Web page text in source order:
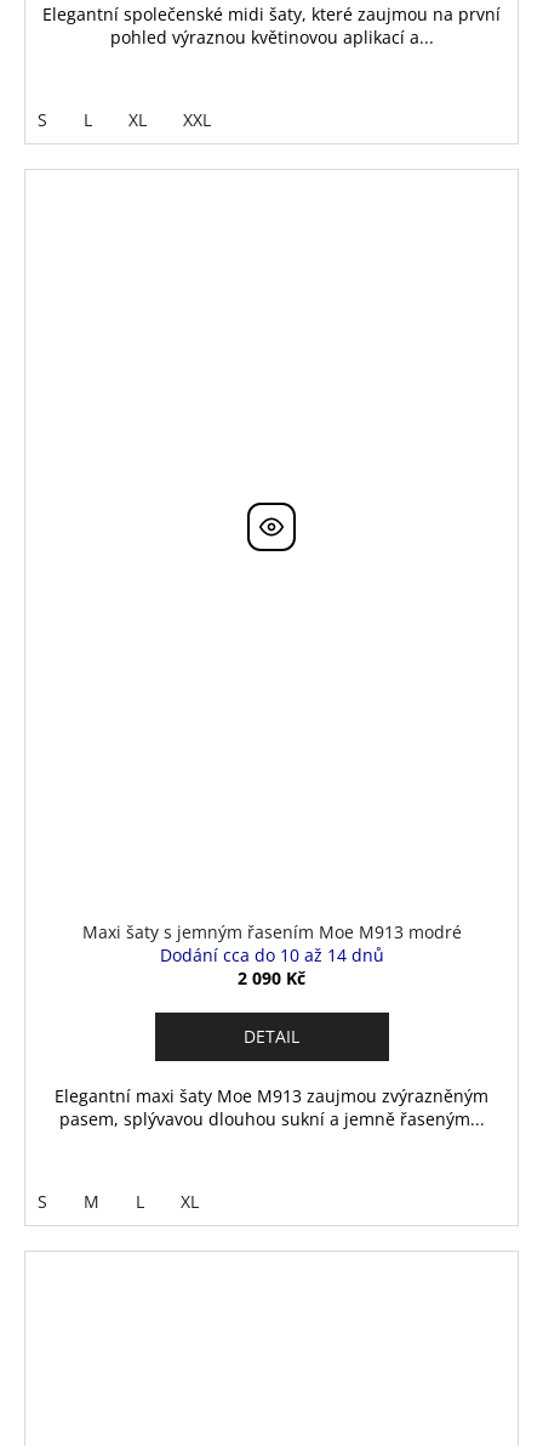
Elegantní společenské midi šaty, které zaujmou na první
pohled výraznou květinovou aplikací a...
S L XL XXL
Maxi šaty s jemným řasením Moe M913 modré
Dodání cca do 10 až 14 dnů
2 090 Kč
DETAIL
Elegantní maxi šaty Moe M913 zaujmou zvýrazněným
pasem, splývavou dlouhou sukní a jemně řaseným...
S M L XL